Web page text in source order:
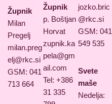
Župnik
Milan
Pregelj
milan.preg
elj@rkc.si
GSM: 041
713 664
Župnik
p. Boštjan
Horvat
zupnik.ka
pela@gm
ail.com
Tel: +386
31 335
jozko.bric
@rkc.si
GSM: 041
549 535
Svete
maše
Nedelja: